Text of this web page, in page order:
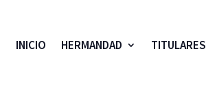
INICIO HERMANDAD TITULARES